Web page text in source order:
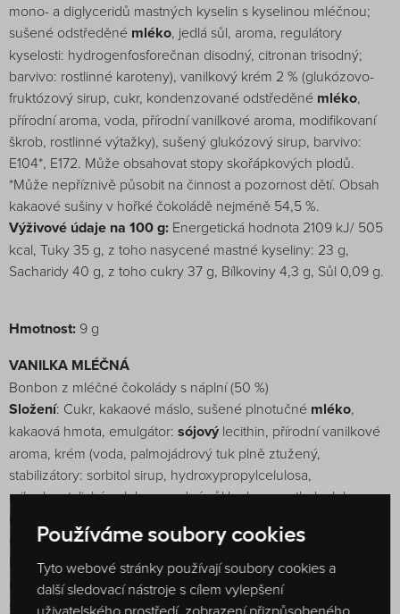
mono- a diglyceridů mastných kyselin s kyselinou mléčnou;
sušené odstředěné mléko, jedlá sůl, aroma, regulátory
kyselosti: hydrogenfosforečnan disodný, citronan trisodný;
barvivo: rostlinné karoteny), vanilkový krém 2 % (glukózovo-
fruktózový sirup, cukr, kondenzované odstředěné mléko,
přírodní aroma, voda, přírodní vanilkové aroma, modifikovaní
škrob, rostlinné výtažky), sušený glukózový sirup, barvivo:
E104*, E172. Může obsahovat stopy skořápkových plodů.
*Může nepříznivě působit na činnost a pozornost dětí. Obsah
kakaové sušiny v hořké čokoládě nejméně 54,5 %.
Výživové údaje na 100 g: Energetická hodnota 2109 kJ/ 505
kcal, Tuky 35 g, z toho nasycené mastné kyseliny: 23 g,
Sacharidy 40 g, z toho cukry 37 g, Bílkoviny 4,3 g, Sůl 0,09 g.
Hmotnost: 9 g
VANILKA MLÉČNÁ
Bonbon z mléčné čokolády s náplní (50 %)
Složení: Cukr, kakaové máslo, sušené plnotučné mléko,
kakaová hmota, emulgátor: sójový lecithin, přírodní vanilkové
aroma, krém (voda, palmojádrový tuk plně ztužený,
stabilizátory: sorbitol sirup, hydroxypropylcelulosa,
mikrokrystalická celulosa, sodná sůl karboxymethylcelulosy;
maltodextrin, vláknina z kořene čekanky,
emulgátory: estery mono- a diglyceridů mastných kyselin s
kyselinou mono- a diacetylvinnou,sójovélecitiny, estery
mono- a diglyceridů mastných kyselin s kyselinou mléčnou;
sušené odstředěnémléko, jedlá sůl, aroma, regulátory
Používáme soubory cookies
Tyto webové stránky používají soubory cookies a
další sledovací nástroje s cílem vylepšení